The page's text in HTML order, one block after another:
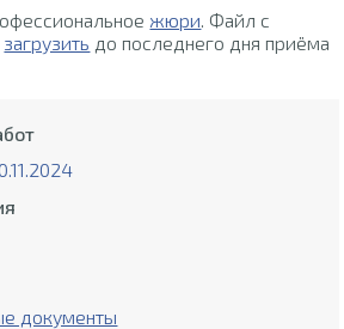
жюри. Файл с
загрузить до последнего дня приёма
документы